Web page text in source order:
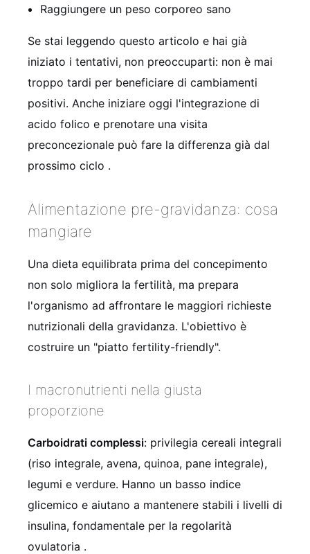
Raggiungere un peso corporeo sano
Se stai leggendo questo articolo e hai già
iniziato i tentativi, non preoccuparti: non è mai
troppo tardi per beneficiare di cambiamenti
positivi. Anche iniziare oggi l'integrazione di
acido folico e prenotare una visita
preconcezionale può fare la differenza già dal
prossimo ciclo .
Alimentazione pre-gravidanza: cosa
mangiare
Una dieta equilibrata prima del concepimento
non solo migliora la fertilità, ma prepara
l'organismo ad affrontare le maggiori richieste
nutrizionali della gravidanza. L'obiettivo è
costruire un "piatto fertility-friendly".
I macronutrienti nella giusta
proporzione
Carboidrati complessi: privilegia cereali integrali
(riso integrale, avena, quinoa, pane integrale),
legumi e verdure. Hanno un basso indice
glicemico e aiutano a mantenere stabili i livelli di
insulina, fondamentale per la regolarità
ovulatoria .